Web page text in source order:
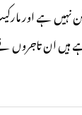
نہیں ہے اور
ان تاجروں